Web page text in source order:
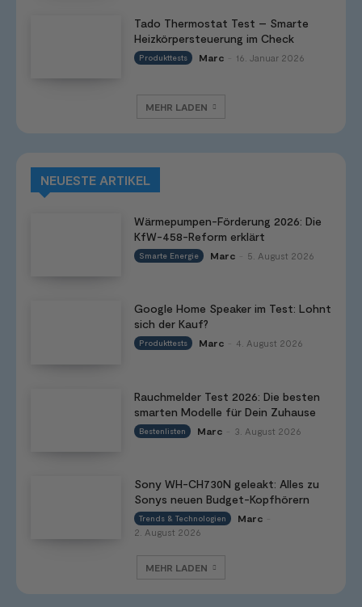
Tado Thermostat Test – Smarte
Heizkörpersteuerung im Check
Produkttests Marc 16. Januar 2026
MEHR LADEN
NEUESTE ARTIKEL
Wärmepumpen-Förderung 2026: Die
KfW-458-Reform erklärt
Smarte Energie Marc 5. August 2026
Google Home Speaker im Test: Lohnt
sich der Kauf?
Produkttests Marc 4. August 2026
Rauchmelder Test 2026: Die besten
smarten Modelle für Dein Zuhause
Bestenlisten Marc 3. August 2026
Sony WH-CH730N geleakt: Alles zu
Sonys neuen Budget-Kopfhörern
Trends & Technologien Marc
2. August 2026
MEHR LADEN